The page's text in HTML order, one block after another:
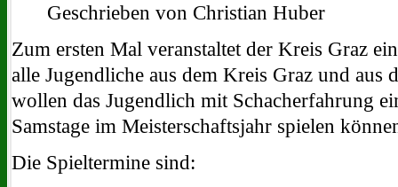
Geschrieben von Christian Huber
Zum ersten Mal veranstaltet der Kreis Graz
alle Jugendliche aus dem Kreis Graz und aus
wollen das Jugendlich mit Schacherfahrung
Samstage im Meisterschaftsjahr spielen
Die Spieltermine sind: